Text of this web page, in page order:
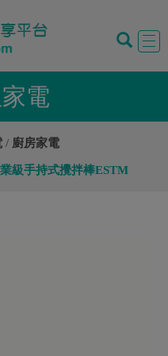
電
廚房家電
級手持式攪拌棒ESTM